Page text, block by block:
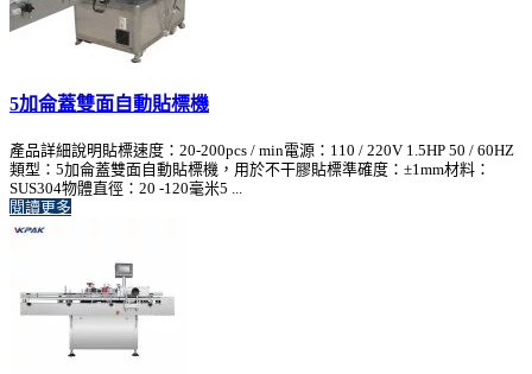
5加侖蓋雙面自動貼標機
產品詳細說明貼標速度：20-200pcs / min電源：110 / 220V 1.5HP 50 / 60HZ
類型：5加侖蓋雙面自動貼標機，用於不干膠貼標準確度：±1mm材料：
SUS304物體直徑：20 -120毫米5 ...
閱讀更多